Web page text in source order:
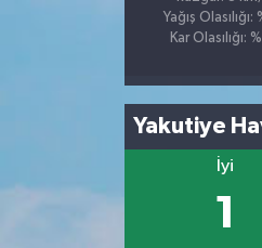
Yağış Olasılığı:
Kar Olasılığı:
Yakutiye
İyi
1